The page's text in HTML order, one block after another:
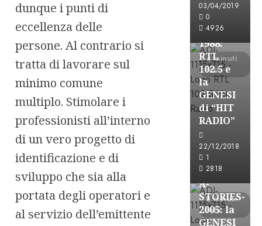
dunque i punti di
eccellenza delle
persone. Al contrario si
tratta di lavorare sul
minimo comune
multiplo. Stimolare i
professionisti all’interno
di un vero progetto di
identificazione e di
sviluppo che sia alla
portata degli operatori e
al servizio dell’emittente
03/04/2019
0
4926
4 minuti
letti
FREE
A-
STORIES-
1988:
RTL
102.5 e
la
GENESI
di “HIT
RADIO”
22/12/2018
1
2818
8 minuti
letti
Formazione
FREE
A-
STORIES-
2005: la
GENESI